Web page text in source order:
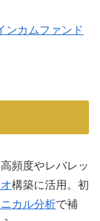
ンカムファンド
頻度やレバレッ
構築に活用。初
カル分析で補